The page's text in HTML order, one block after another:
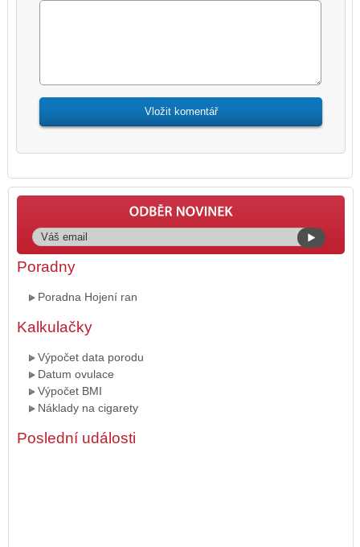
Poradny
Poradna Hojení ran
Kalkulačky
Výpočet data porodu
Datum ovulace
Výpočet BMI
Náklady na cigarety
Poslední události